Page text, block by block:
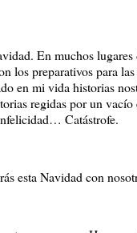
En muchos
los preparativos para
en mi vida historias
regidas por un
Catástrofe.
esta Navidad con